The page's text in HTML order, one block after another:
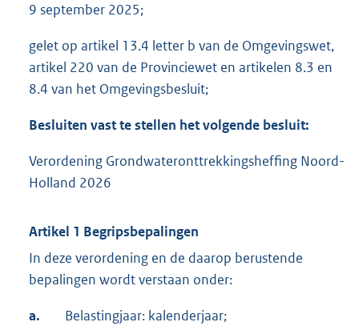
9 september 2025;
gelet op artikel 13.4 letter b van de Omgevingswet,
artikel 220 van de Provinciewet en artikelen 8.3 en
8.4 van het Omgevingsbesluit;
Besluiten vast te stellen het volgende besluit:
Verordening Grondwateronttrekkingsheffing Noord-
Holland 2026
Artikel 1 Begripsbepalingen
In deze verordening en de daarop berustende
bepalingen wordt verstaan onder:
a. Belastingjaar: kalenderjaar;